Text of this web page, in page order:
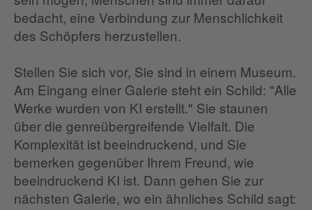
bedacht, eine Verbindung zur Menschlichkeit
des Schöpfers herzustellen.
Stellen Sie sich vor, Sie sind in einem Museum.
Am Eingang einer Galerie steht ein Schild: "Alle
Werke wurden von KI erstellt." Sie staunen
über die genreübergreifende Vielfalt. Die
Komplexität ist beeindruckend, und Sie
bemerken gegenüber Ihrem Freund, wie
beeindruckend KI ist. Dann gehen Sie zur
nächsten Galerie, wo ein ähnliches Schild sagt: